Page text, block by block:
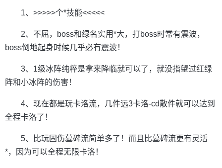
1、>>>>>个*技能<<<<<
2、不屈，boss和绿名实用*大，打boss时常有震波，
boss倒地起身时候几乎必有震波！
3、1级冰阵纯粹是拿来降临就可以了，就没指望过红绿
阵和小冰阵的伤害！
4、现在都是玩卡洛流，几件远3卡洛-cd散件就可以达到
全程卡洛了！
5、比玩固伤墓碑流简单多了！而且比墓碑流更有灵活
*，因为可以全程无限卡洛！